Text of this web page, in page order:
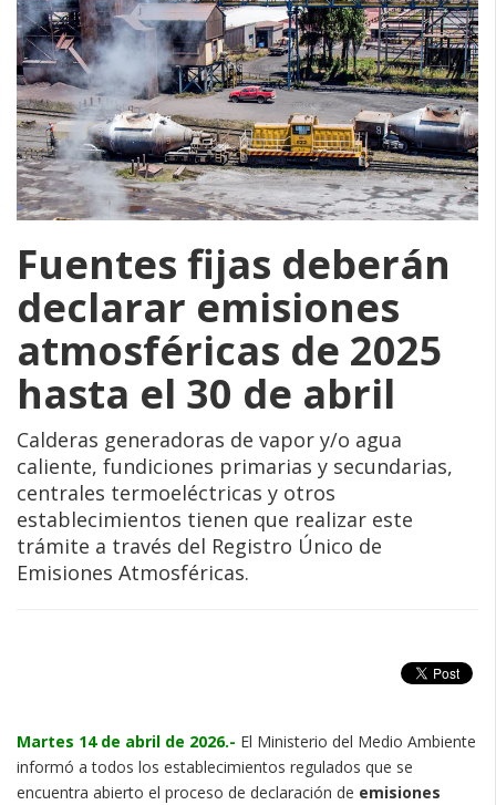
Fuentes fijas deberán
declarar emisiones
atmosféricas de 2025
hasta el 30 de abril
Calderas generadoras de vapor y/o agua
caliente, fundiciones primarias y secundarias,
centrales termoeléctricas y otros
establecimientos tienen que realizar este
trámite a través del Registro Único de
Emisiones Atmosféricas.
Martes 14 de abril de 2026.- El Ministerio del Medio Ambiente
informó a todos los establecimientos regulados que se
encuentra abierto el proceso de declaración de emisiones